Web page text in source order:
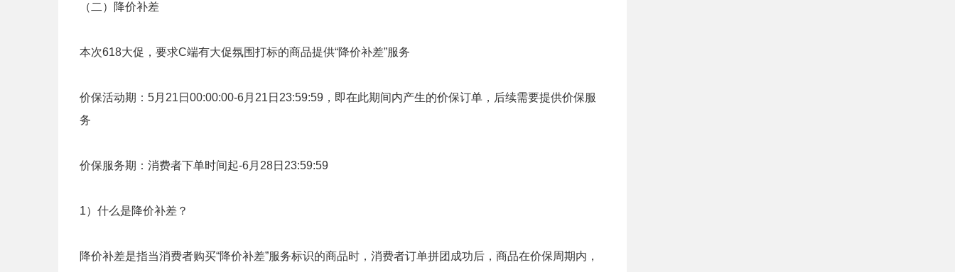
（二）降价补差
本次618大促，要求C端有大促氛围打标的商品提供“降价补差”服务
价保活动期：5月21日00:00:00-6月21日23:59:59，即在此期间内产生的价保订单，后续需要提供价保服
务
价保服务期：消费者下单时间起-6月28日23:59:59
1）什么是降价补差？
降价补差是指当消费者购买“降价补差”服务标识的商品时，消费者订单拼团成功后，商品在价保周期内，